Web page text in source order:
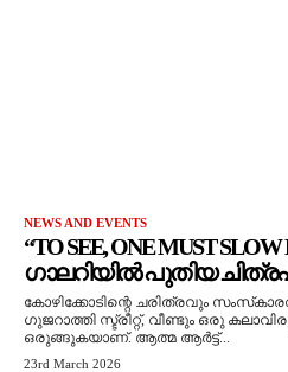
NEWS AND EVENTS
“TO SEE, ONE MUST
ഗാലറിയിൽ പുതിയ
കോഴിക്കോടിന്റെ ചരിത്രവും
ഗുജറാത്തി സ്ട്രീറ്റ്, വീണ്ടും ഒരു
ഒരുങ്ങുകയാണ്. ആത്മ ആർട്ട്...
23rd March 2026